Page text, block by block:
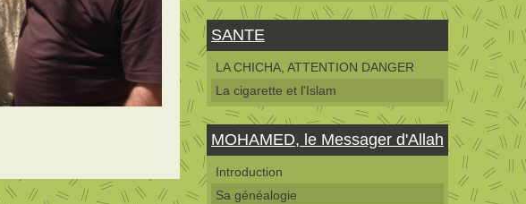
SANTE
LA CHICHA, ATTENTION DANGER
La cigarette et l'Islam
MOHAMED, le Messager d'Allah
Introduction
Sa généalogie